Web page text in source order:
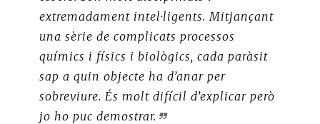
extremadament intel·ligents. Mitjançant
una sèrie de complicats processos
químics i físics i biològics, cada paràsit
sap a quin objecte ha d’anar per
sobreviure. És molt difícil d’explicar però
jo ho puc demostrar.